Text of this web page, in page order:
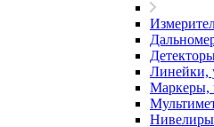
Линейки,
Маркеры,
Нивелиры